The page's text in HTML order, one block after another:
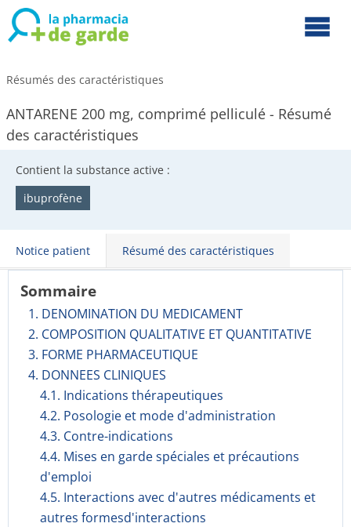
Résumés des caractéristiques
ANTARENE 200 mg, comprimé pelliculé - Résumé
des caractéristiques
Contient la substance active :
ibuprofène
Notice patient Résumé des caractéristiques
Sommaire
1. DENOMINATION DU MEDICAMENT
2. COMPOSITION QUALITATIVE ET QUANTITATIVE
3. FORME PHARMACEUTIQUE
4. DONNEES CLINIQUES
4.1. Indications thérapeutiques
4.2. Posologie et mode d'administration
4.3. Contre-indications
4.4. Mises en garde spéciales et précautions
d'emploi
4.5. Interactions avec d'autres médicaments et
autres formesd'interactions